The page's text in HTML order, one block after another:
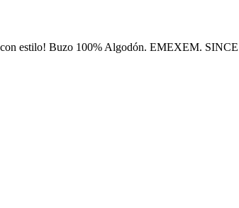
con estilo! Buzo 100% Algodón. EMEXEM.